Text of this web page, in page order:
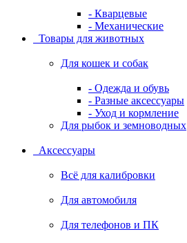
- Кварцевые
- Механические
Товары для животных
Для кошек и собак
- Одежда и обувь
- Разные аксессуары
- Уход и кормление
Для рыбок и земноводных
Аксессуары
Всё для калибровки
Для автомобиля
Для телефонов и ПК